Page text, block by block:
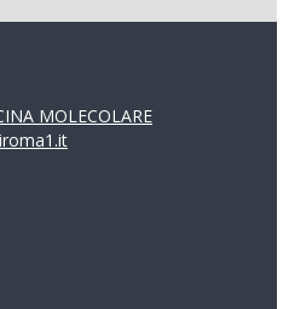
MOLECOLARE